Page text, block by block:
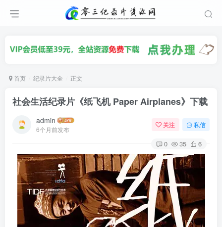
首页 纪录片大全 正文
社会生活纪录片《纸飞机 Paper Airplanes》下载
admin
6个月前发布
关注 私信
0 35 6